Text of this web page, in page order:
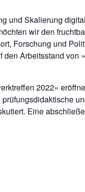
und Skalierung
wir den
Forschung und
Arbeitsstand von
2022«
Eine